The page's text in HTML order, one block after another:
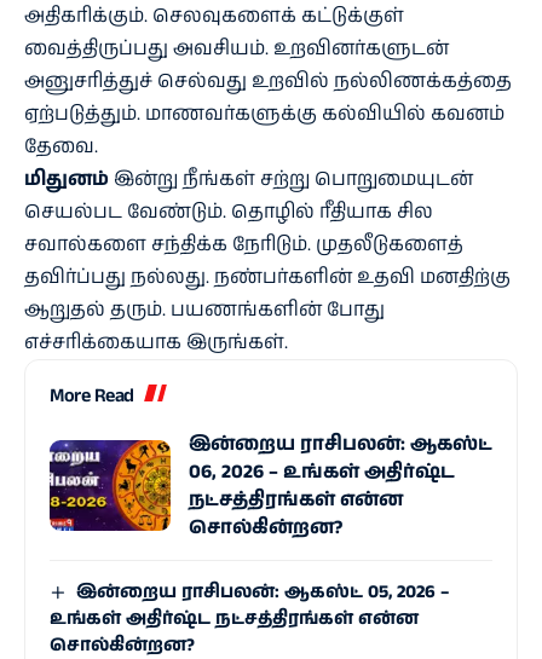
அதிகரிக்கும். செலவுகளைக் கட்டுக்குள்
வைத்திருப்பது அவசியம். உறவினர்களுடன்
அனுசரித்துச் செல்வது உறவில் நல்லிணக்கத்தை
ஏற்படுத்தும். மாணவர்களுக்கு கல்வியில் கவனம்
தேவை.
மிதுனம் இன்று நீங்கள் சற்று பொறுமையுடன்
செயல்பட வேண்டும். தொழில் ரீதியாக சில
சவால்களை சந்திக்க நேரிடும். முதலீடுகளைத்
தவிர்ப்பது நல்லது. நண்பர்களின் உதவி மனதிற்கு
ஆறுதல் தரும். பயணங்களின் போது
எச்சரிக்கையாக இருங்கள்.
More Read
இன்றைய ராசிபலன்: ஆகஸ்ட்
06, 2026 – உங்கள் அதிர்ஷ்ட
நட்சத்திரங்கள் என்ன
சொல்கின்றன?
இன்றைய ராசிபலன்: ஆகஸ்ட் 05, 2026 –
உங்கள் அதிர்ஷ்ட நட்சத்திரங்கள் என்ன
சொல்கின்றன?